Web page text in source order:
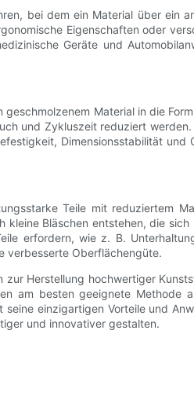
bei dem ein Material über ein
Eigenschaften oder
Geräte und
Material in die
und Zykluszeit reduziert
Dimensionsstabilität und
Teile mit reduziertem
Bläschen entstehen, die
erfordern, wie z. B.
verbesserte Oberflächengüte.
Herstellung hochwertiger
am besten geeignete Methode
einzigartigen Vorteile und
und innovativer gestalten.